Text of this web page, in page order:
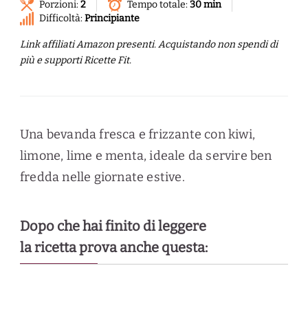
Porzioni:2 Tempo totale:30 min
Difficoltà:Principiante
Link affiliati Amazon presenti. Acquistando non spendi di
più e supporti Ricette Fit.
Una bevanda fresca e frizzante con kiwi,
limone, lime e menta, ideale da servire ben
fredda nelle giornate estive.
Dopo che hai finito di leggere
la ricetta prova anche questa: